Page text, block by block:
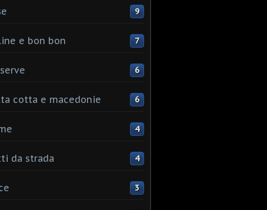
9
e bon bon 7
6
cotta e macedonie 6
4
da strada 4
3